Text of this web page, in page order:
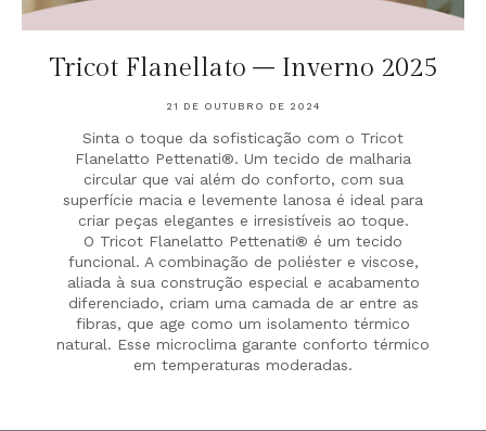
Tricot Flanellato – Inverno 2025
21 DE OUTUBRO DE 2024
Sinta o toque da sofisticação com o Tricot
Flanelatto Pettenati®. Um tecido de malharia
circular que vai além do conforto, com sua
superfície macia e levemente lanosa é ideal para
criar peças elegantes e irresistíveis ao toque.
O Tricot Flanelatto Pettenati® é um tecido
funcional. A combinação de poliéster e viscose,
aliada à sua construção especial e acabamento
diferenciado, criam uma camada de ar entre as
fibras, que age como um isolamento térmico
natural. Esse microclima garante conforto térmico
em temperaturas moderadas.